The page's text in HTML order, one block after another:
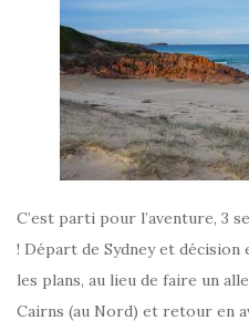
C’est parti pour l’aventure, 3
! Départ de Sydney et
les plans, au lieu de faire un
Cairns (au Nord) et retour en